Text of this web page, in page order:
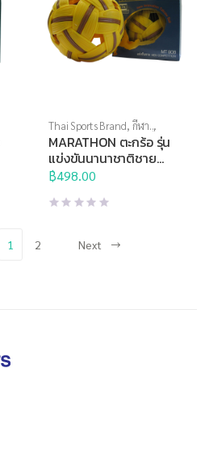
Thai Sports Brand, กีฬา
ประเภททีม ,ตะกร้อ,บอลอื่นๆ
MARATHON ตะกร้อ รุ่น
แข่งขันนานาชาติชาย
MT908
฿498.00
1 2 Next